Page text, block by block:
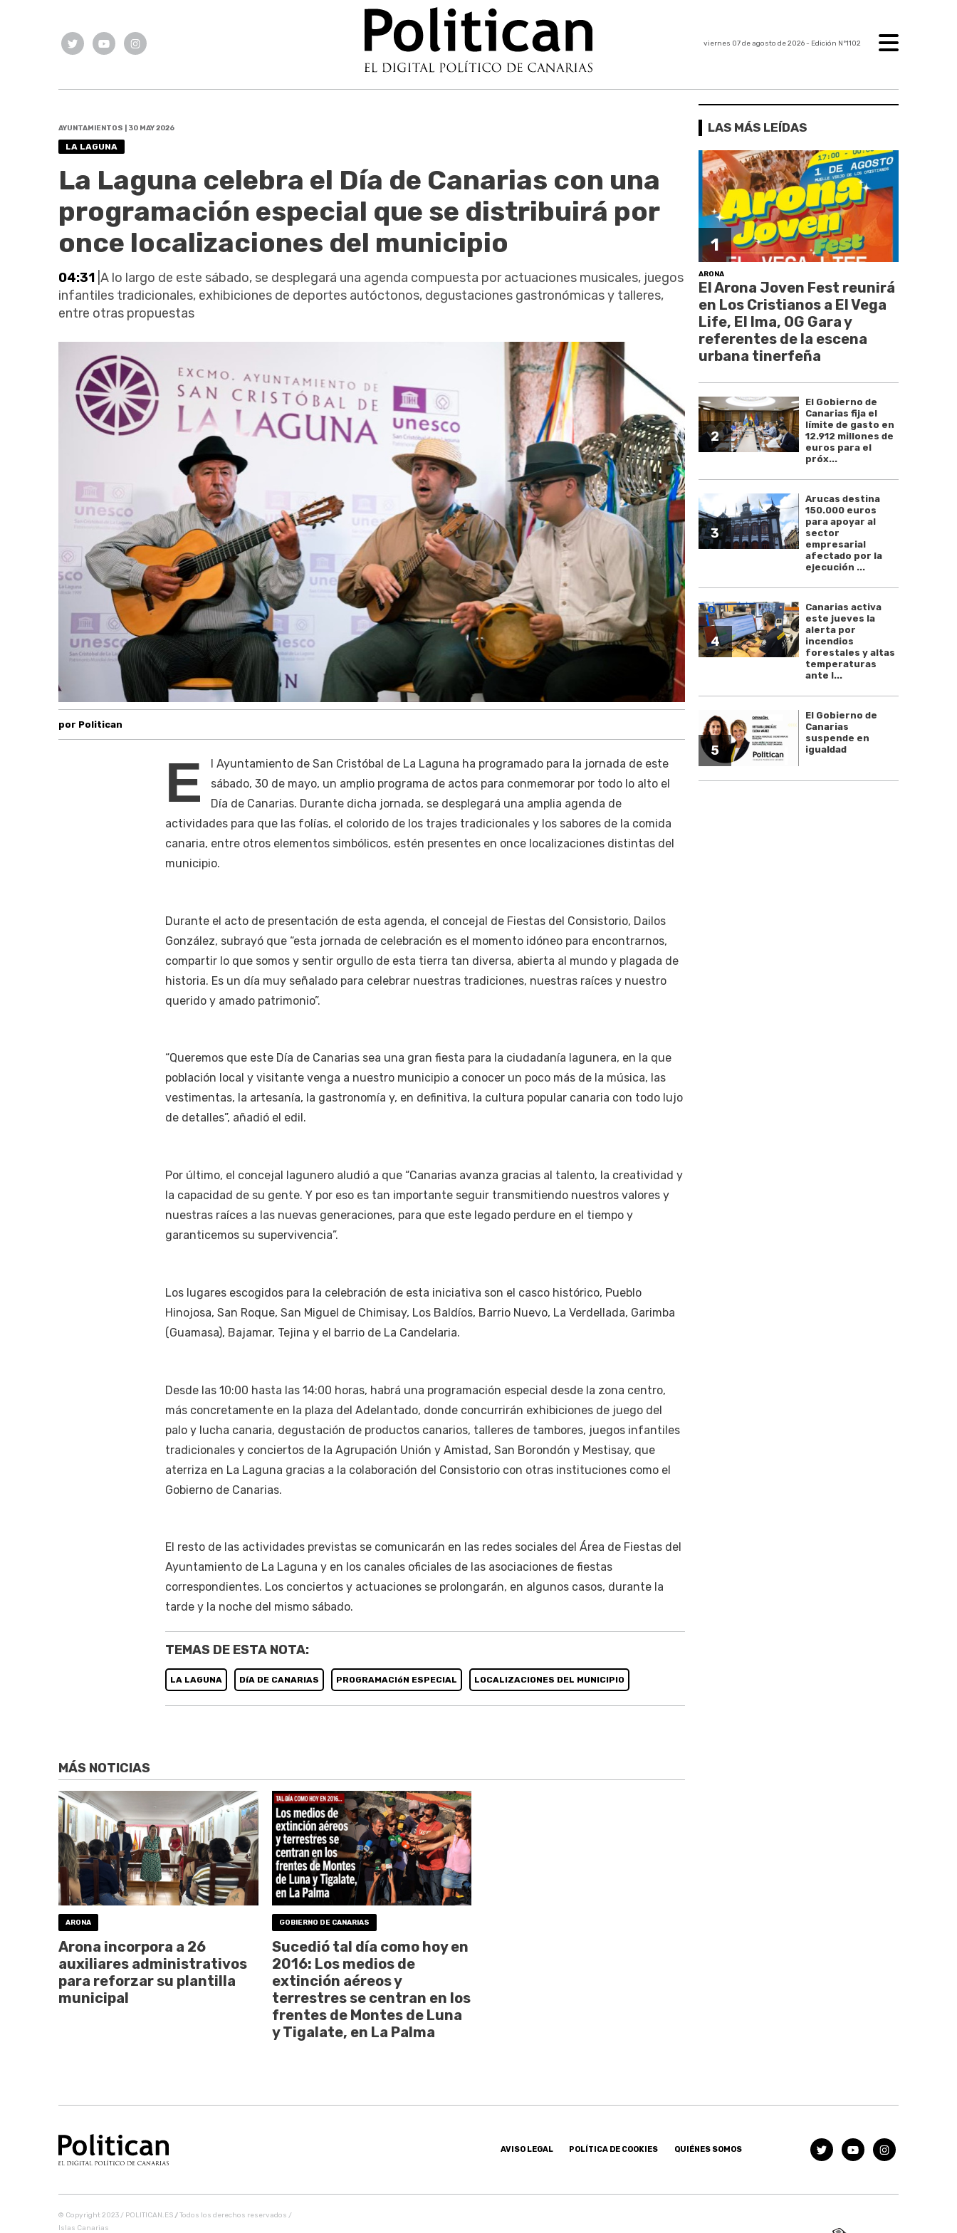
viernes 07 de agosto de 2026- Edición Nº1102
AYUNTAMIENTOS | 30 MAY 2026
LA LAGUNA
La Laguna celebra el Día de Canarias con una
programación especial que se distribuirá por
once localizaciones del municipio
04:31 |A lo largo de este sábado, se desplegará una agenda compuesta por actuaciones musicales, juegos
infantiles tradicionales, exhibiciones de deportes autóctonos, degustaciones gastronómicas y talleres,
entre otras propuestas
por Politican
E
l Ayuntamiento de San Cristóbal de La Laguna ha programado para la jornada de este
sábado, 30 de mayo, un amplio programa de actos para conmemorar por todo lo alto el
Día de Canarias. Durante dicha jornada, se desplegará una amplia agenda de
actividades para que las folías, el colorido de los trajes tradicionales y los sabores de la comida
canaria, entre otros elementos simbólicos, estén presentes en once localizaciones distintas del
municipio.
Durante el acto de presentación de esta agenda, el concejal de Fiestas del Consistorio, Dailos
González, subrayó que “esta jornada de celebración es el momento idóneo para encontrarnos,
compartir lo que somos y sentir orgullo de esta tierra tan diversa, abierta al mundo y plagada de
historia. Es un día muy señalado para celebrar nuestras tradiciones, nuestras raíces y nuestro
querido y amado patrimonio”.
“Queremos que este Día de Canarias sea una gran fiesta para la ciudadanía lagunera, en la que
población local y visitante venga a nuestro municipio a conocer un poco más de la música, las
vestimentas, la artesanía, la gastronomía y, en definitiva, la cultura popular canaria con todo lujo
de detalles”, añadió el edil.
Por último, el concejal lagunero aludió a que “Canarias avanza gracias al talento, la creatividad y
la capacidad de su gente. Y por eso es tan importante seguir transmitiendo nuestros valores y
nuestras raíces a las nuevas generaciones, para que este legado perdure en el tiempo y
garanticemos su supervivencia”.
Los lugares escogidos para la celebración de esta iniciativa son el casco histórico, Pueblo
Hinojosa, San Roque, San Miguel de Chimisay, Los Baldíos, Barrio Nuevo, La Verdellada, Garimba
(Guamasa), Bajamar, Tejina y el barrio de La Candelaria.
Desde las 10:00 hasta las 14:00 horas, habrá una programación especial desde la zona centro,
más concretamente en la plaza del Adelantado, donde concurrirán exhibiciones de juego del
palo y lucha canaria, degustación de productos canarios, talleres de tambores, juegos infantiles
tradicionales y conciertos de la Agrupación Unión y Amistad, San Borondón y Mestisay, que
aterriza en La Laguna gracias a la colaboración del Consistorio con otras instituciones como el
Gobierno de Canarias.
El resto de las actividades previstas se comunicarán en las redes sociales del Área de Fiestas del
Ayuntamiento de La Laguna y en los canales oficiales de las asociaciones de fiestas
correspondientes. Los conciertos y actuaciones se prolongarán, en algunos casos, durante la
tarde y la noche del mismo sábado.
TEMAS DE ESTA NOTA:
LA LAGUNA DíA DE CANARIAS PROGRAMACIóN ESPECIAL LOCALIZACIONES DEL MUNICIPIO
MÁS NOTICIAS
ARONA
Arona incorpora a 26
auxiliares administrativos
para reforzar su plantilla
municipal
GOBIERNO DE CANARIAS
Sucedió tal día como hoy en
2016: Los medios de
extinción aéreos y
terrestres se centran en los
frentes de Montes de Luna
y Tigalate, en La Palma
LAS MÁS LEÍDAS
1
ARONA
El Arona Joven Fest reunirá
en Los Cristianos a El Vega
Life, El Ima, OG Gara y
referentes de la escena
urbana tinerfeña
2
El Gobierno de
Canarias fija el
límite de gasto en
12.912 millones de
euros para el
próx...
3
Arucas destina
150.000 euros
para apoyar al
sector
empresarial
afectado por la
ejecución ...
4
Canarias activa
este jueves la
alerta por
incendios
forestales y altas
temperaturas
ante l...
5
El Gobierno de
Canarias
suspende en
igualdad
AVISO LEGAL POLÍTICA DE COOKIES QUIÉNES SOMOS
© Copyright 2023 / POLITICAN.ES/Todos los derechos reservados /
Islas Canarias